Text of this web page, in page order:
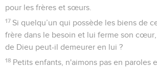
pour les frères et sœurs.
17 Si quelqu’un qui possède les biens de
frère dans le besoin et lui ferme son
de Dieu peut-il demeurer en lui ?
18 Petits enfants, n'aimons pas en paroles